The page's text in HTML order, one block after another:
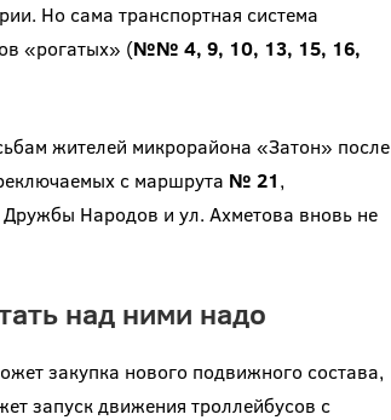
Но сама транспортная система
«рогатых» (№№ 4, 9, 10, 13, 15, 16,
жителей микрорайона «Затон» после
с маршрута № 21,
Народов и ул. Ахметова вновь не
над ними надо
закупка нового подвижного состава,
запуск движения троллейбусов с